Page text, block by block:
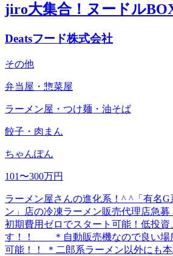
jiro大集合！ヌードル
Deatsフード株式会社
その他
弁当屋・惣菜屋
ラーメン屋・つけ麺・油そば
餃子・肉まん
ちゃんぽん
101〜300万円
ラーメン屋さんの進化系！^ ^「有名G
ン」店の冷凍ラーメン販売代理店急
初期費用ゼロでスタート可能！低投
す！！ ＊自動販売機なので良い場
可能！！ ＊二郎系ラーメン以外にも